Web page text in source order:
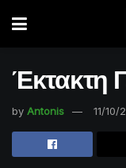
Έκτακτη
by Antonis 11/10/